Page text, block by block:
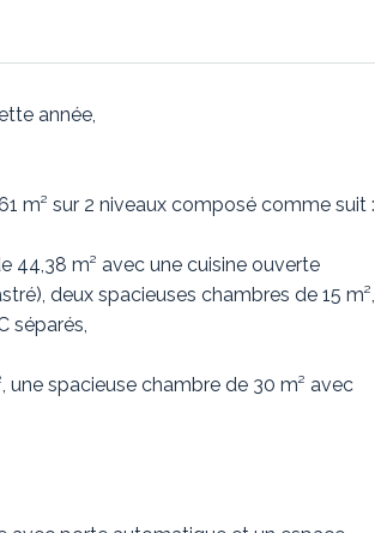
année,
m² sur 2 niveaux composé comme suit :
44,38 m² avec une cuisine ouverte
deux spacieuses chambres de 15 m²,
séparés,
une spacieuse chambre de 30 m² avec